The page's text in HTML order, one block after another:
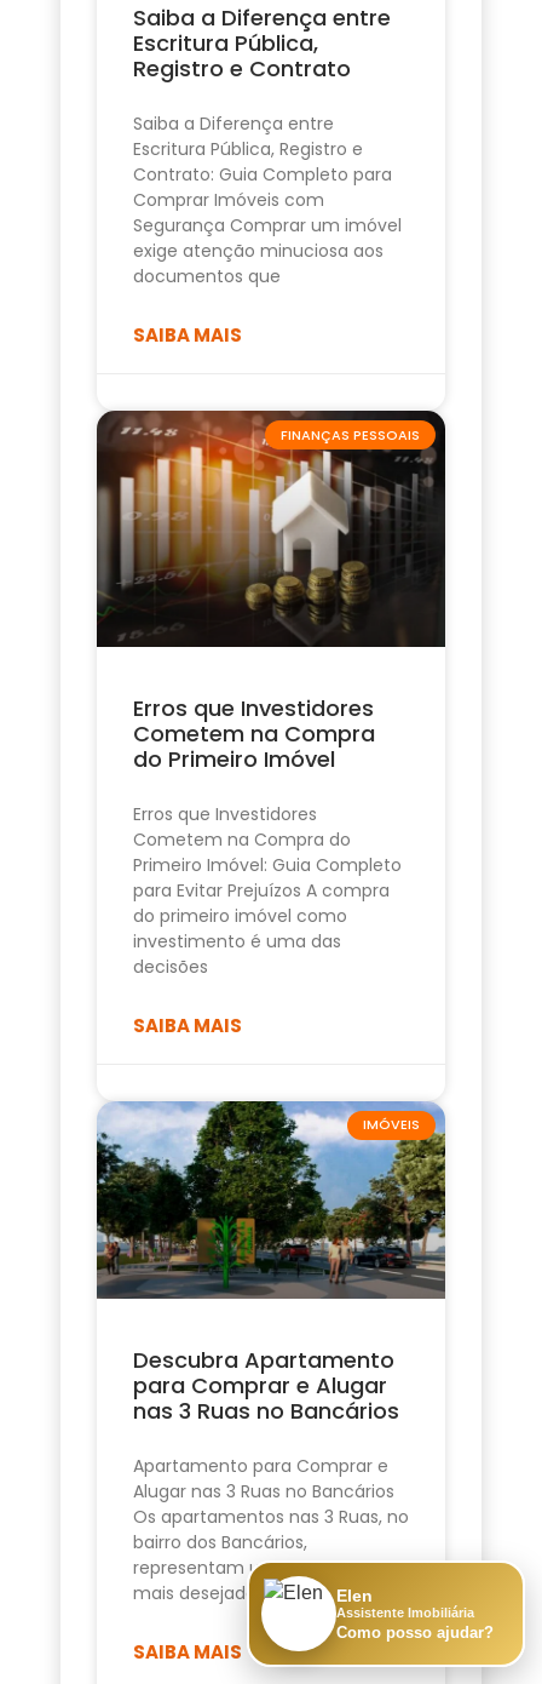
Saiba a Diferença entre
Escritura Pública,
Registro e Contrato
Saiba a Diferença entre
Escritura Pública, Registro e
Contrato: Guia Completo para
Comprar Imóveis com
Segurança Comprar um imóvel
exige atenção minuciosa aos
documentos que
SAIBA MAIS
FINANÇAS PESSOAIS
Erros que Investidores
Cometem na Compra
do Primeiro Imóvel
Erros que Investidores
Cometem na Compra do
Primeiro Imóvel: Guia Completo
para Evitar Prejuízos A compra
do primeiro imóvel como
investimento é uma das
decisões
SAIBA MAIS
IMÓVEIS
Descubra Apartamento
para Comprar e Alugar
nas 3 Ruas no Bancários
Apartamento para Comprar e
Alugar nas 3 Ruas no Bancários
Os apartamentos nas 3 Ruas, no
bairro dos Bancários,
representam uma das opções
mais desejadas de
SAIBA MAIS
Elen
Assistente Imobiliária
Como posso ajudar?